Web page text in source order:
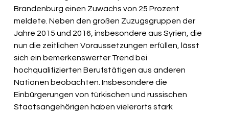
Brandenburg einen Zuwachs von 25 Prozent
meldete. Neben den großen Zuzugsgruppen der
Jahre 2015 und 2016, insbesondere aus Syrien, die
nun die zeitlichen Voraussetzungen erfüllen, lässt
sich ein bemerkenswerter Trend bei
hochqualifizierten Berufstätigen aus anderen
Nationen beobachten. Insbesondere die
Einbürgerungen von türkischen und russischen
Staatsangehörigen haben vielerorts stark